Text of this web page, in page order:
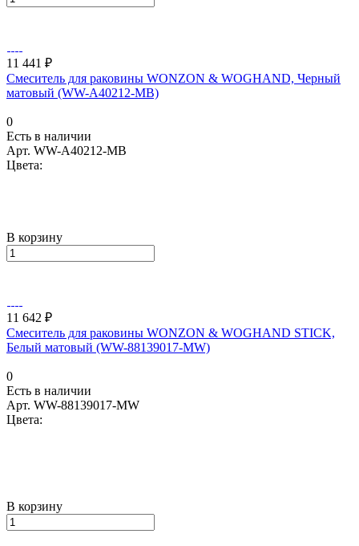
11 441 ₽
Смеситель для раковины WONZON & WOGHAND, Черный
матовый (WW-A40212-MB)
0
Есть в наличии
Арт. WW-A40212-MB
Цвета:
В корзину
11 642 ₽
Смеситель для раковины WONZON & WOGHAND STICK,
Белый матовый (WW-88139017-MW)
0
Есть в наличии
Арт. WW-88139017-MW
Цвета:
В корзину